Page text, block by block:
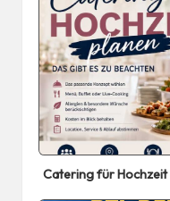
Posted
in
Catering für Hochzeit